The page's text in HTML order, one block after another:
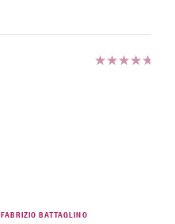
FABRIZIO BATTAGLINO